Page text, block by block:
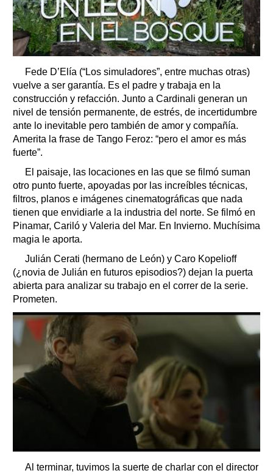
Fede D’Elía (“Los simuladores”, entre muchas otras)
vuelve a ser garantía. Es el padre y trabaja en la
construcción y refacción. Junto a Cardinali generan un
nivel de tensión permanente, de estrés, de incertidumbre
ante lo inevitable pero también de amor y compañía.
Amerita la frase de Tango Feroz: “pero el amor es más
fuerte”.
El paisaje, las locaciones en las que se filmó suman
otro punto fuerte, apoyadas por las increíbles técnicas,
filtros, planos e imágenes cinematográficas que nada
tienen que envidiarle a la industria del norte. Se filmó en
Pinamar, Cariló y Valeria del Mar. En Invierno. Muchísima
magia le aporta.
Julián Cerati (hermano de León) y Caro Kopelioff
(¿novia de Julián en futuros episodios?) dejan la puerta
abierta para analizar su trabajo en el correr de la serie.
Prometen.
Al terminar, tuvimos la suerte de charlar con el director